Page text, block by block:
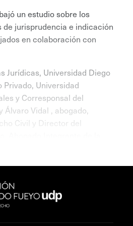
un estudio sobre los
jurisprudencia e indicación
en colaboración con
Jurídicas, Universidad Diego
Universidad
y Corresponsal del
Vidal , abogado,
Civil y Director del
y Sociales,
del Consumo,
Diego Portales; Ricardo
Patrimonial, candidato a